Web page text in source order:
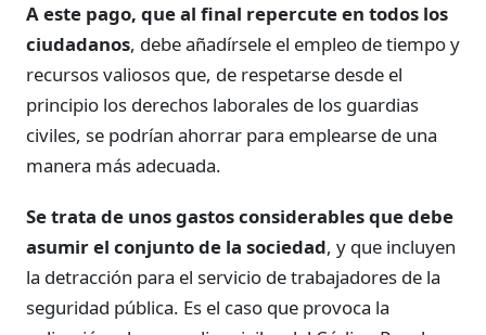
A este pago, que al final repercute en todos los
ciudadanos, debe añadírsele el empleo de tiempo y
recursos valiosos que, de respetarse desde el
principio los derechos laborales de los guardias
civiles, se podrían ahorrar para emplearse de una
manera más adecuada.
Se trata de unos gastos considerables que debe
asumir el conjunto de la sociedad, y que incluyen
la detracción para el servicio de trabajadores de la
seguridad pública. Es el caso que provoca la